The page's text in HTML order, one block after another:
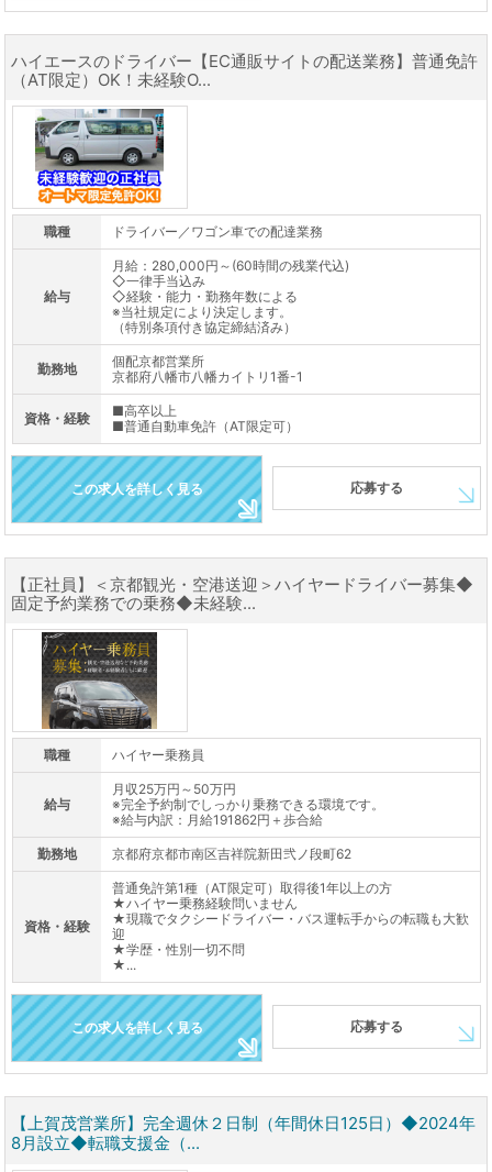
ハイエースのドライバー【EC通販サイトの配送業務】普通免許
（AT限定）OK！未経験O...
職種 ドライバー／ワゴン車での配達業務
給与
月給：280,000円～(60時間の残業代込)
◇一律手当込み
◇経験・能力・勤務年数による
※当社規定により決定します。
（特別条項付き協定締結済み）
勤務地
個配京都営業所
京都府八幡市八幡カイトリ1番-1
資格・経験
■高卒以上
■普通自動車免許（AT限定可）
この求人を詳しく見る 応募する
【正社員】＜京都観光・空港送迎＞ハイヤードライバー募集◆
固定予約業務での乗務◆未経験...
職種 ハイヤー乗務員
給与
月収25万円～50万円
※完全予約制でしっかり乗務できる環境です。
※給与内訳：月給191862円＋歩合給
勤務地 京都府京都市南区吉祥院新田弐ノ段町62
資格・経験
普通免許第1種（AT限定可）取得後1年以上の方
★ハイヤー乗務経験問いません
★現職でタクシードライバー・バス運転手からの転職も大歓
迎
★学歴・性別一切不問
★...
この求人を詳しく見る 応募する
【上賀茂営業所】完全週休２日制（年間休日125日）◆2024年
8月設立◆転職支援金（...